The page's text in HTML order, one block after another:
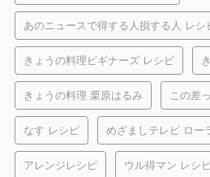
あのニュースで得する人損する人 レシ
きょうの料理ビギナーズ レシピ
きょうの料理 栗原はるみ この差
なす レシピ めざましテレビ ロー
アレンジレシピ ウル得マン レシ